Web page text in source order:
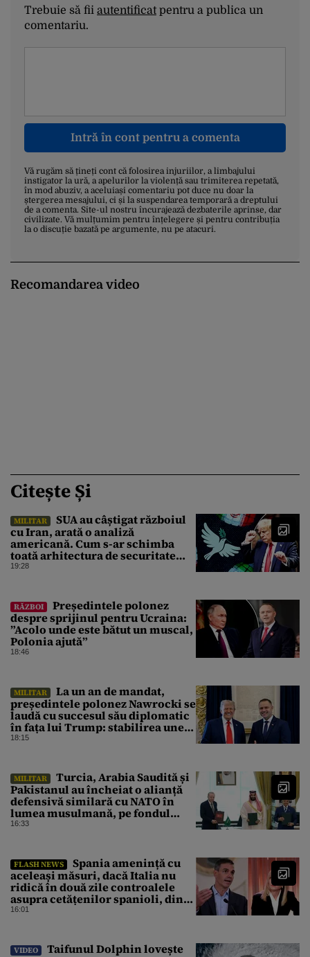
Trebuie să fii autentificatpentru a publica un
comentariu.
Intră în cont pentru a comenta
Vă rugăm să țineți cont că folosirea injuriilor, a limbajului
instigator la ură, a apelurilor la violență sau trimiterea repetată,
în mod abuziv, a aceluiași comentariu pot duce nu doar la
ștergerea mesajului, ci și la suspendarea temporară a dreptului
de a comenta. Site-ul nostru încurajează dezbaterile aprinse, dar
civilizate. Vă mulțumim pentru înțelegere și pentru contribuția
la o discuție bazată pe argumente, nu pe atacuri.
Recomandarea video
Citește Și
MILITAR
SUA au câștigat războiul
cu Iran, arată o analiză
americană. Cum s-ar schimba
toată arhitectura de securitate
din Orientul Mijlociu
19:28
RĂZBOI
Președintele polonez
despre sprijinul pentru Ucraina:
”Acolo unde este bătut un muscal,
Polonia ajută”
18:46
MILITAR
La un an de mandat,
președintele polonez Nawrocki se
laudă cu succesul său diplomatic
în fața lui Trump: stabilirea unei
prezențe americane permanente
18:15
MILITAR
Turcia, Arabia Saudită și
Pakistanul au încheiat o alianță
defensivă similară cu NATO în
lumea musulmană, pe fondul
conflictelor din Orientul Mijlociu
16:33
FLASH NEWS
Spania amenință cu
aceleași măsuri, dacă Italia nu
ridică în două zile controalele
asupra cetățenilor spanioli, din
cauza crizei migrației
16:01
VIDEO
Taifunul Dolphin lovește